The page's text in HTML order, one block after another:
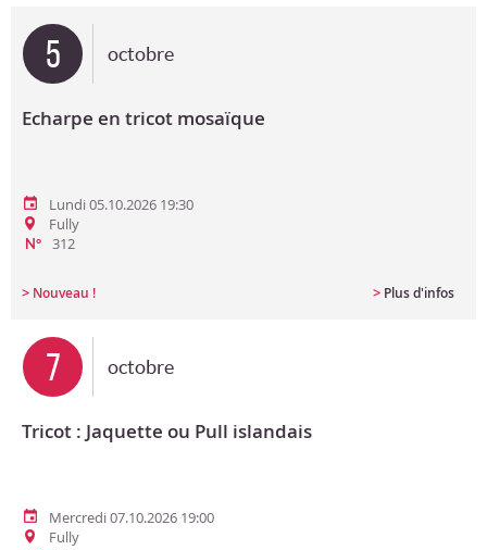
5 octobre
Echarpe en tricot mosaïque
Lundi 05.10.2026 19:30
Fully
N° 312
> Nouveau ! > Plus d'infos
7 octobre
Tricot : Jaquette ou Pull islandais
Mercredi 07.10.2026 19:00
Fully